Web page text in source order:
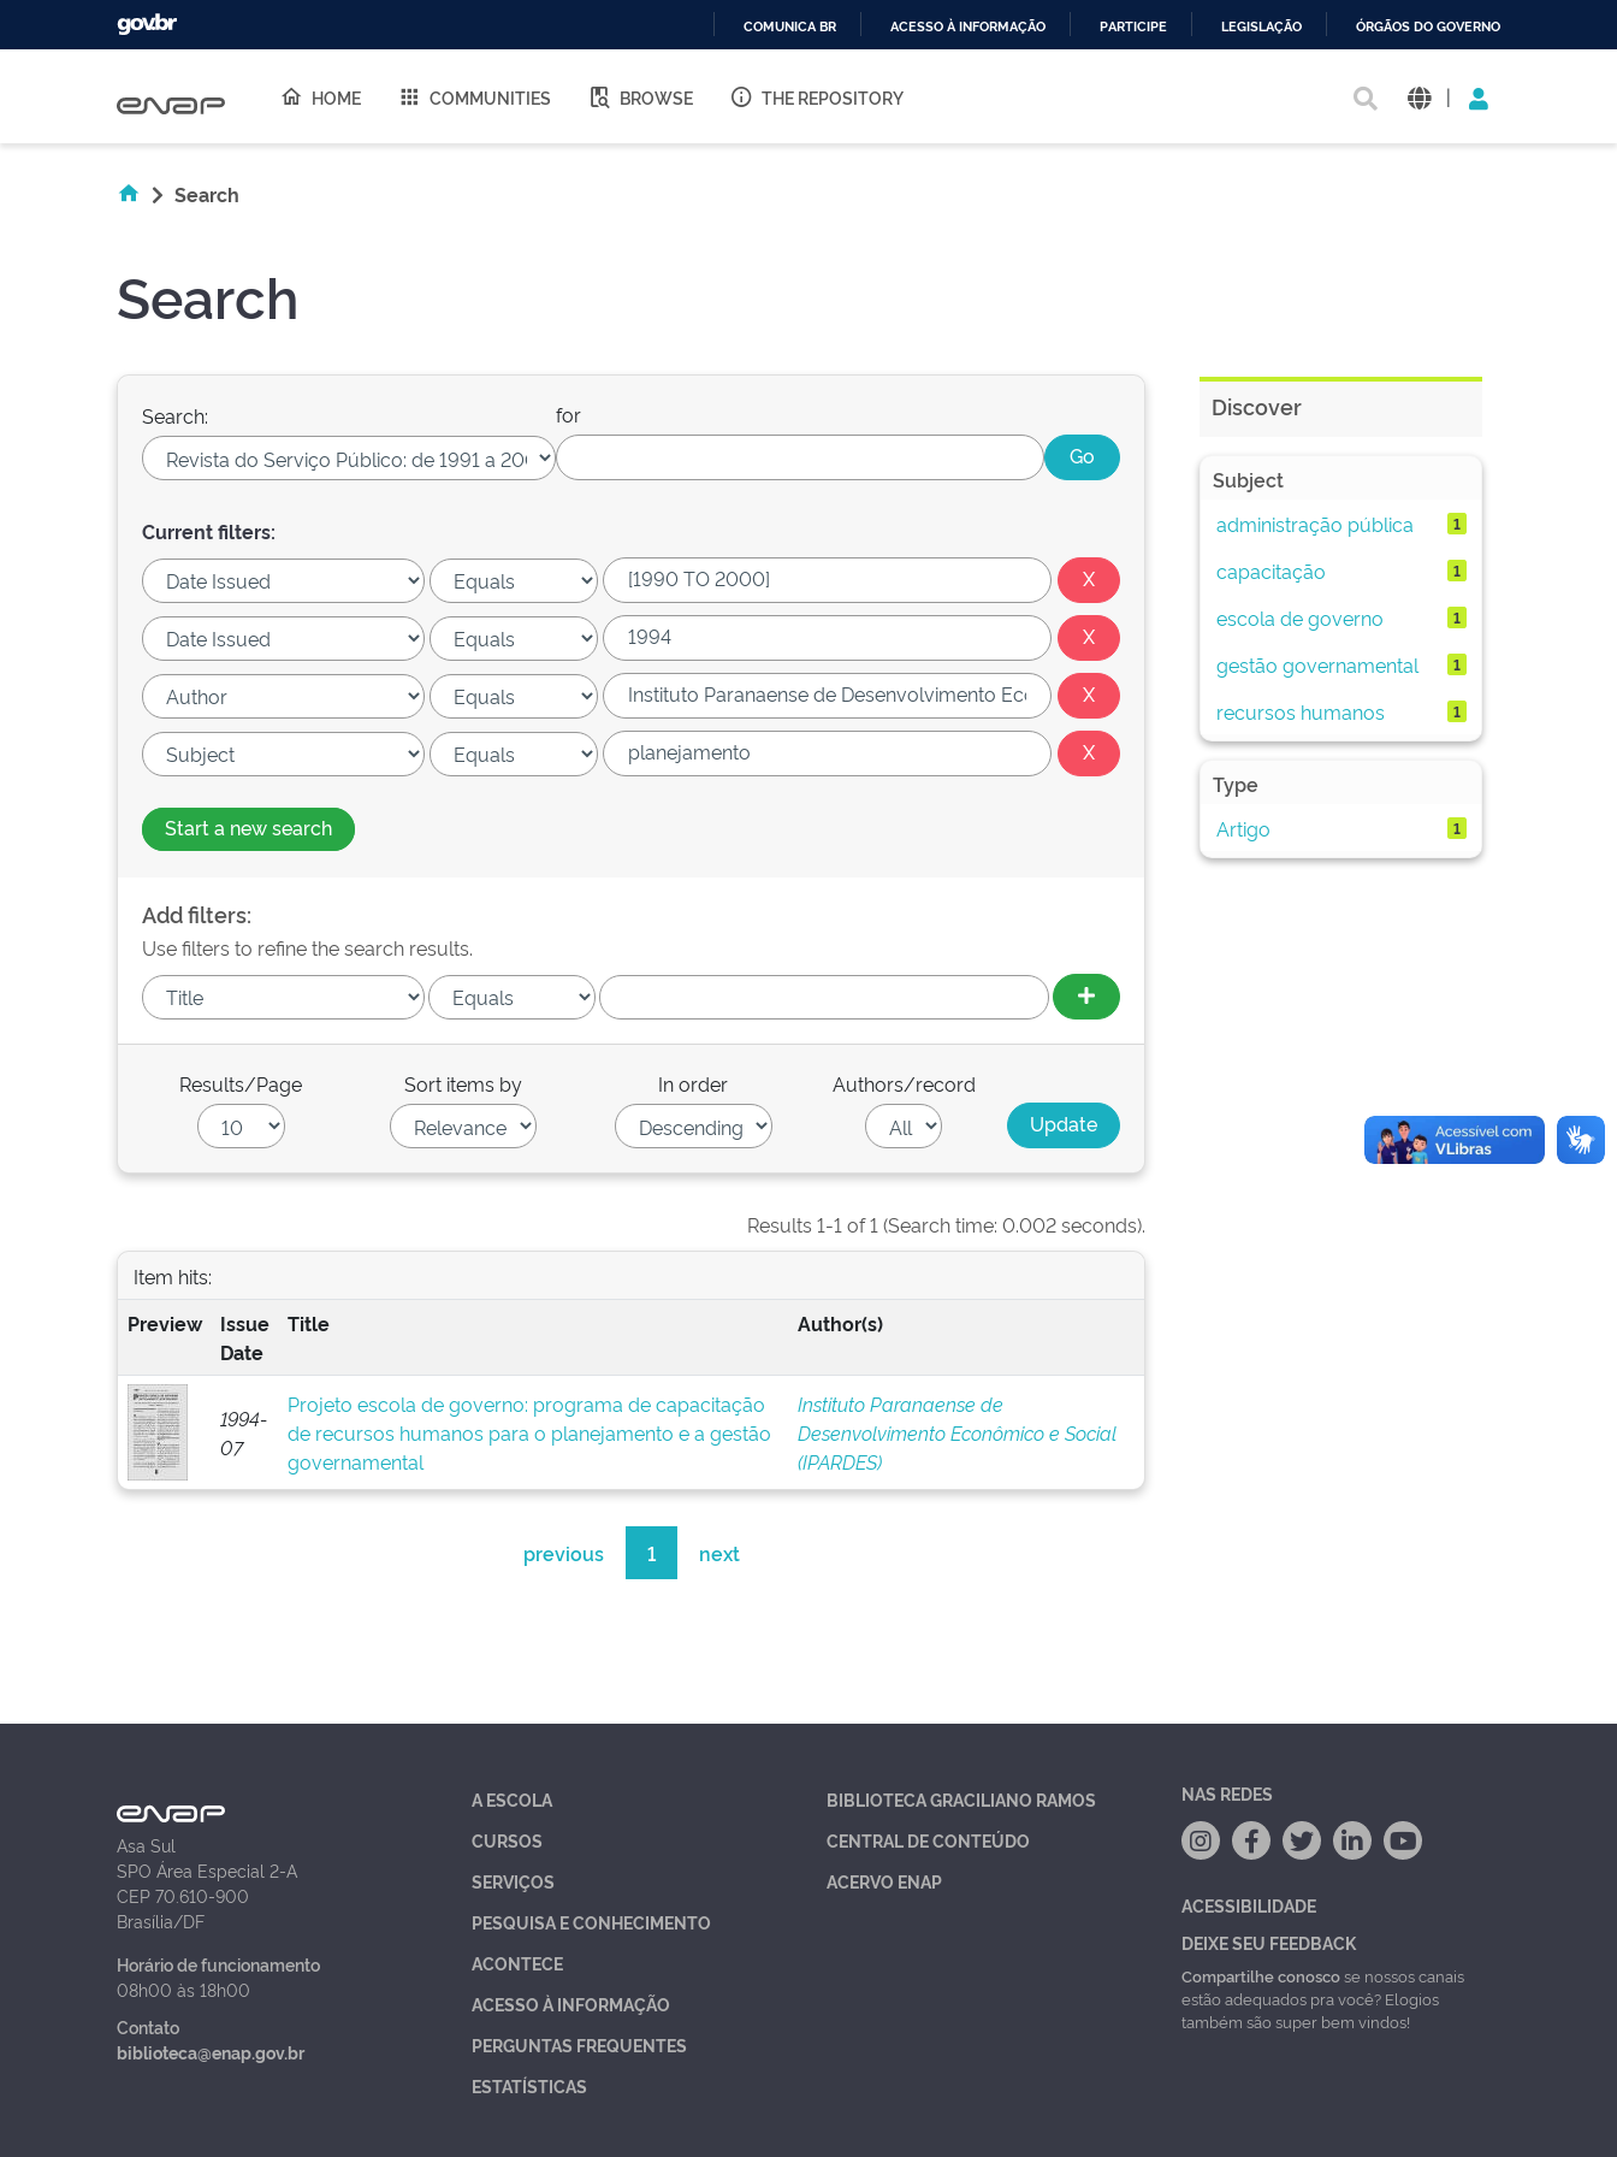
O
COMUNICA BR ACESSO À INFORMAÇÃO PARTICIPE LEGISLAÇÃO ÓRGÃOS DO GOVERNO
HOME COMMUNITIES BROWSE THE REPOSITORY |
Search
Search
Search: for
Current filters:
Start a new search
Add filters:
Use filters to refine the search results.
Results/Page Sort items by In order Authors/record
Results 1-1 of 1 (Search time: 0.002 seconds).
Item hits:
Preview
Issue
Date
Title Author(s)
1994-
07
Projeto escola de governo: programa de capacitação
de recursos humanos para o planejamento e a gestão
governamental
Instituto Paranaense de
Desenvolvimento Econômico e Social
(IPARDES)
previous 1 next
Discover
Subject
administração pública
1
capacitação 1
escola de governo 1
gestão governamental 1
recursos humanos 1
Type
Artigo
1
Asa Sul
SPO Área Especial 2-A
CEP 70.610-900
Brasília/DF
Horário de funcionamento
08h00 às 18h00
Contato
biblioteca@enap.gov.br
A ESCOLA
CURSOS
SERVIÇOS
PESQUISA E CONHECIMENTO
ACONTECE
ACESSO À INFORMAÇÃO
PERGUNTAS FREQUENTES
ESTATÍSTICAS
BIBLIOTECA GRACILIANO RAMOS
CENTRAL DE CONTEÚDO
ACERVO ENAP
NAS REDES
ACESSIBILIDADE
DEIXE SEU FEEDBACK
Compartilhe conoscose nossos canais
estão adequados pra você? Elogios
também são super bem vindos!